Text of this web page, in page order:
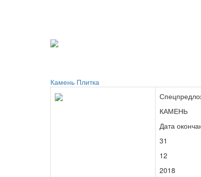
Камень Плитка
КАМЕНЬ
Дата
31
12
2018